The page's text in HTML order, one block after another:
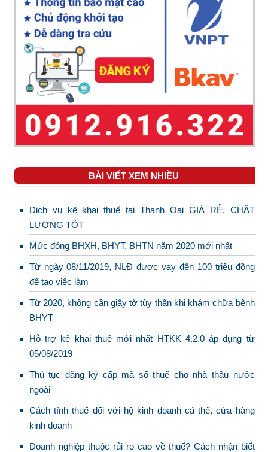
BÀI VIẾT XEM NHIỀU
Dịch vụ kê khai thuế tại Thanh Oai GIÁ RẺ, CHẤT
LƯỢNG TỐT
Mức đóng BHXH, BHYT, BHTN năm 2020 mới nhất
Từ ngày 08/11/2019, NLĐ được vay đến 100 triệu đồng
để tạo việc làm
Từ 2020, không cần giấy tờ tùy thân khi khám chữa bệnh
BHYT
Hỗ trợ kê khai thuế mới nhất HTKK 4.2.0 áp dụng từ
05/08/2019
Thủ tục đăng ký cấp mã số thuế cho nhà thầu nước
ngoài
Cách tính thuế đối với hộ kinh doanh cá thể, cửa hàng
kinh doanh
Doanh nghiệp thuộc rủi ro cao về thuế? Cách nhận biết